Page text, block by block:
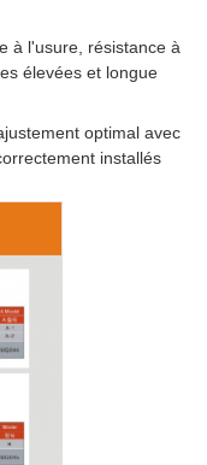
à l'usure, résistance à
élevées et longue
optimal avec
installés